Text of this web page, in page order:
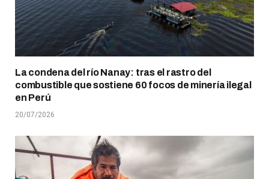
La condena del río Nanay: tras el rastro del
combustible que sostiene 60 focos de minería ilegal
en Perú
20/07/2026